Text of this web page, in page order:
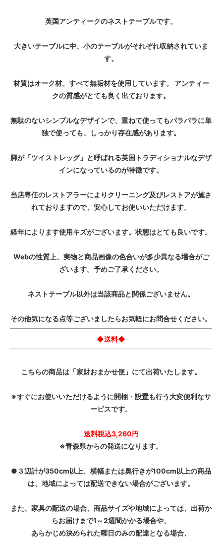
英国アンティークのネストテーブルです。
大きいテーブルに中、小のテーブルがそれぞれ収納されていま
す。
材質はオーク材。すべて無垢材を使用しています。 アンティー
クの質感がとても良く出ております。
無駄のないシンプルなデザインで、重ねて使ってもバラバラに単
独で使っても、しっかり存在感があります。
脚が「ツイストレッグ」と呼ばれる英国トラディショナルなデザ
インになっているのが特徴です。
当店専任のレストアラーによりクリーニング及びレストアが施さ
れておりますので、安心してお使いいただけます。
経年によります使用キズがございます。状態はとても良いです。
Webの性質上、実物と商品画像の色合いが多少異なる場合がご
ざいます。予めご了承ください。
ネストテーブル以外は当該商品と関係ございません。
その他気になる点等ございましたらお気軽にお問合せください。
◆送料◆
こちらの商品は「家財おまかせ便」にて出荷いたします。
※すぐにお使いいただけるように開梱・設置も行う大変便利なサ
ービスです。
送料税込3,260円
※青森県からの発送になります。
●３辺計が350cm以上、横幅または奥行きが100cm以上の商品
は、地域によっては配送できない場合がございます。
また、家具の配送の場合、商品サイズや地域によっては、出荷か
らお届けまで1～2週間かかる場合や、
あらかじめ決められた曜日のみの配達となる場合、